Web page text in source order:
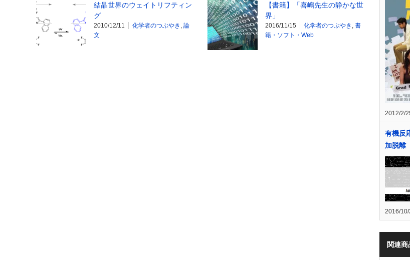
結晶世界のウェイトリフティン
グ
2010/12/11 化学者のつぶやき 論
文
【書籍】「喜嶋先生の静かな世
界」
2016/11/15 化学者のつぶやき 書
籍・ソフト・Web
2012/2/
有機反
加脱離
2016/
関連商